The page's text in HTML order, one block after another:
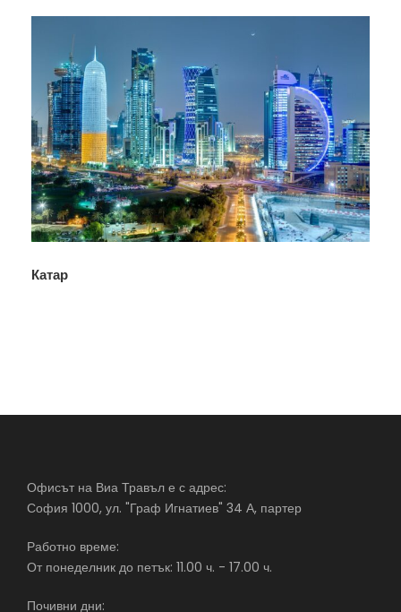
Катар
Офисът на Виа Травъл е с адрес:
София 1000, ул. "Граф Игнатиев" 34 А, партер
Работно време:
От понеделник до петък: 11.00 ч. - 17.00 ч.
Почивни дни: